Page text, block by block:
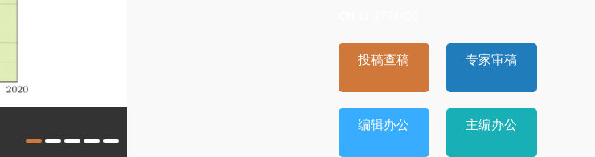
专家审稿
编辑办公 主编办公